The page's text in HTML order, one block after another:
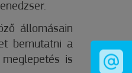
állomásain
bemutatni a
is